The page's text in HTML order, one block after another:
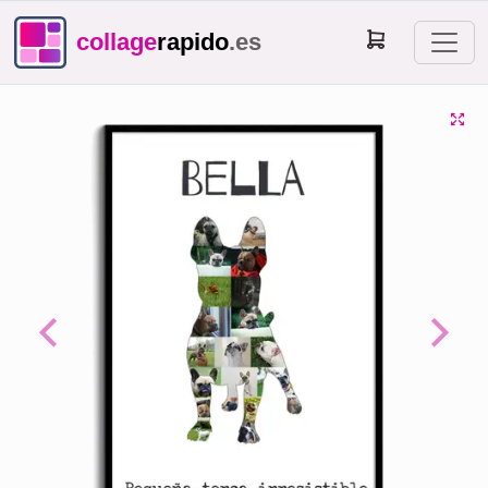
collagerapido.es
Previous Next